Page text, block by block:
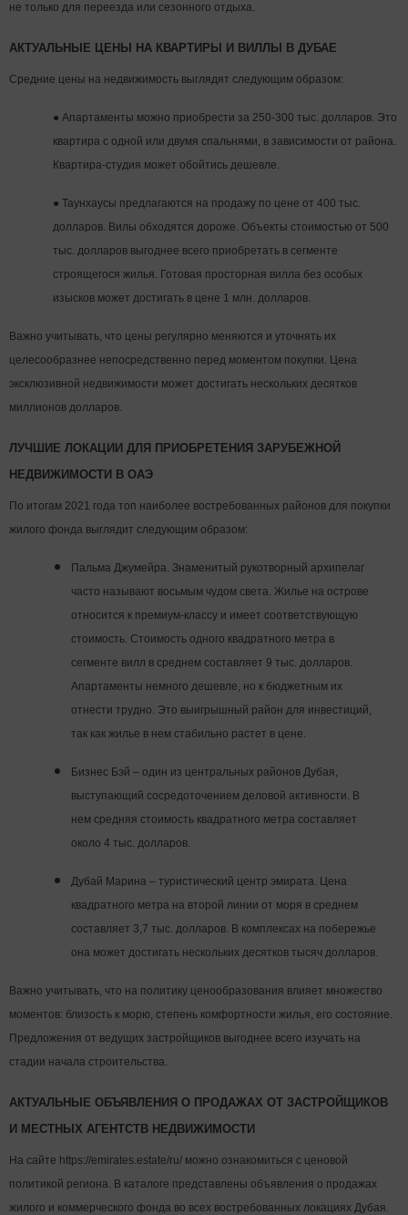
не только для переезда или сезонного отдыха.
АКТУАЛЬНЫЕ ЦЕНЫ НА КВАРТИРЫ И ВИЛЛЫ В ДУБАЕ
Средние цены на недвижимость выглядят следующим образом:
● Апартаменты можно приобрести за 250-300 тыс. долларов. Это
квартира с одной или двумя спальнями, в зависимости от района.
Квартира-студия может обойтись дешевле.
● Таунхаусы предлагаются на продажу по цене от 400 тыс.
долларов. Вилы обходятся дороже. Объекты стоимостью от 500
тыс. долларов выгоднее всего приобретать в сегменте
строящегося жилья. Готовая просторная вилла без особых
изысков может достигать в цене 1 млн. долларов.
Важно учитывать, что цены регулярно меняются и уточнять их
целесообразнее непосредственно перед моментом покупки. Цена
эксклюзивной недвижимости может достигать нескольких десятков
миллионов долларов.
ЛУЧШИЕ ЛОКАЦИИ ДЛЯ ПРИОБРЕТЕНИЯ ЗАРУБЕЖНОЙ
НЕДВИЖИМОСТИ В ОАЭ
По итогам 2021 года топ наиболее востребованных районов для покупки
жилого фонда выглядит следующим образом:
Пальма Джумейра. Знаменитый рукотворный архипелаг
часто называют восьмым чудом света. Жилье на острове
относится к премиум-классу и имеет соответствующую
стоимость. Стоимость одного квадратного метра в
сегменте вилл в среднем составляет 9 тыс. долларов.
Апартаменты немного дешевле, но к бюджетным их
отнести трудно. Это выигрышный район для инвестиций,
так как жилье в нем стабильно растет в цене.
Бизнес Бэй – один из центральных районов Дубая,
выступающий сосредоточением деловой активности. В
нем средняя стоимость квадратного метра составляет
около 4 тыс. долларов.
Дубай Марина – туристический центр эмирата. Цена
квадратного метра на второй линии от моря в среднем
составляет 3,7 тыс. долларов. В комплексах на побережье
она может достигать нескольких десятков тысяч долларов.
Важно учитывать, что на политику ценообразования влияет множество
моментов: близость к морю, степень комфортности жилья, его состояние.
Предложения от ведущих застройщиков выгоднее всего изучать на
стадии начала строительства.
АКТУАЛЬНЫЕ ОБЪЯВЛЕНИЯ О ПРОДАЖАХ ОТ ЗАСТРОЙЩИКОВ
И МЕСТНЫХ АГЕНТСТВ НЕДВИЖИМОСТИ
На сайте https://emirates.estate/ru/ можно ознакомиться с ценовой
политикой региона. В каталоге представлены объявления о продажах
жилого и коммерческого фонда во всех востребованных локациях Дубая.